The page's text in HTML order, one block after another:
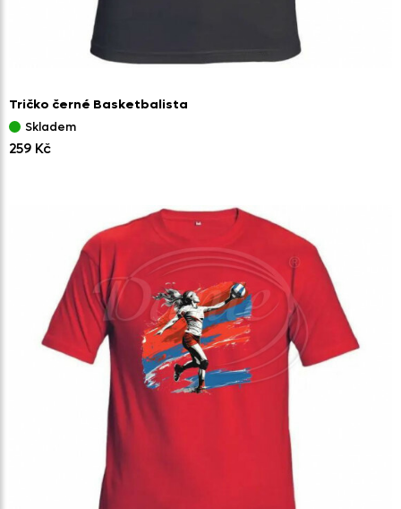
Tričko černé Basketbalista
Skladem
259 Kč